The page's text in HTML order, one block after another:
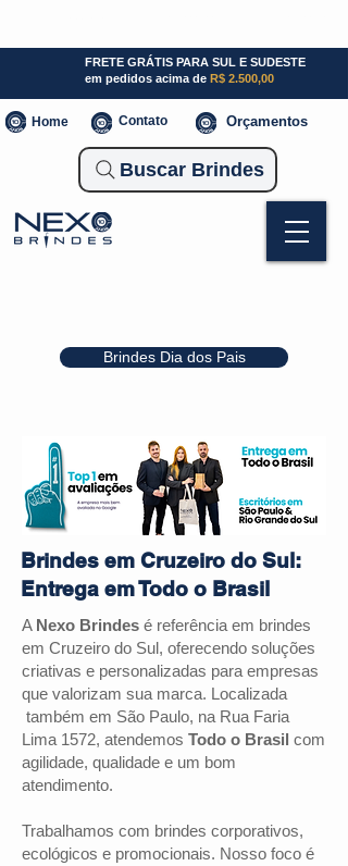
Brindes Dia dos Pais
FRETE GRÁTIS PARA SUL E SUDESTE
em pedidos acima de R$ 2.500,00
Home Contato Orçamentos
Buscar Brindes
Brindes em Cruzeiro do Sul:
Entrega em Todo o Brasil
A Nexo Brindes é referência em brindes
em Cruzeiro do Sul, oferecendo soluções
criativas e personalizadas para empresas
que valorizam sua marca. Localizada
também em São Paulo, na Rua Faria
Lima 1572, atendemos Todo o Brasil com
agilidade, qualidade e um bom
atendimento.
Trabalhamos com brindes corporativos,
ecológicos e promocionais. Nosso foco é